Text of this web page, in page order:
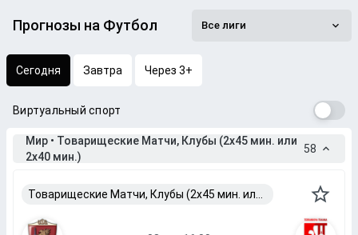
Прогнозы на Футбол Все лиги
Сегодня Завтра Через 3+
Виртуальный спорт
Мир • Товарищеские Матчи, Клубы (2x45 мин. или
2x40 мин.)
58